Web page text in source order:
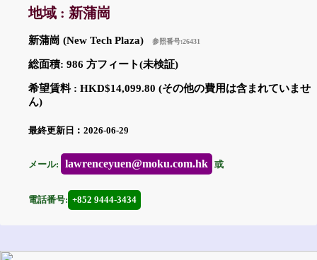
地域 : 新蒲崗
新蒲崗 (New Tech Plaza) 参照番号:26431
総面積: 986 方フィート(未検証)
希望賃料 : HKD$14,099.80 (その他の費用は含まれていませ
ん)
最終更新日︰2026-06-29
メール: lawrenceyuen@moku.com.hk 或
電話番号: +852 9444-3434